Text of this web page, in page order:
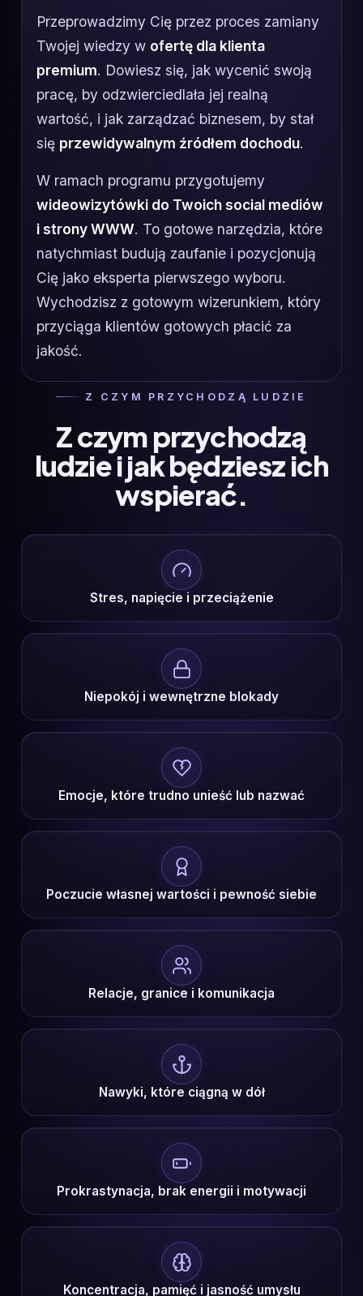
Przeprowadzimy Cię przez proces zamiany
Twojej wiedzy w ofertę dla klienta
premium. Dowiesz się, jak wycenić swoją
pracę, by odzwierciedlała jej realną
wartość, i jak zarządzać biznesem, by stał
się przewidywalnym źródłem dochodu.
W ramach programu przygotujemy
wideowizytówki do Twoich social mediów
i strony WWW. To gotowe narzędzia, które
natychmiast budują zaufanie i pozycjonują
Cię jako eksperta pierwszego wyboru.
Wychodzisz z gotowym wizerunkiem, który
przyciąga klientów gotowych płacić za
jakość.
Z CZYM PRZYCHODZĄ LUDZIE
Z czym przychodzą
ludzie i jak będziesz ich
wspierać.
Stres, napięcie i przeciążenie
Niepokój i wewnętrzne blokady
Emocje, które trudno unieść lub nazwać
Poczucie własnej wartości i pewność siebie
Relacje, granice i komunikacja
Nawyki, które ciągną w dół
Prokrastynacja, brak energii i motywacji
Koncentracja, pamięć i jasność umysłu